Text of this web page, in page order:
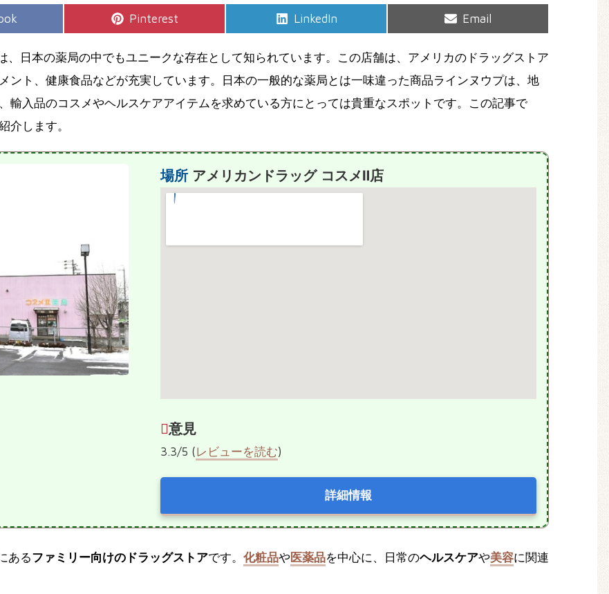
Share
Pinterest
Share
LinkedIn
Share
Email
日本の薬局の中でもユニークな存在として知られています。この店舗は、アメリカのドラッグストア
ント、健康食品などが充実しています。日本の一般的な薬局とは一味違った商品ラインヌウプは、地
輸入品のコスメやヘルスケアアイテムを求めている方にとっては貴重なスポットです。この記事で
介します。
場所アメリカンドラッグ コスメⅡ店
意見
3.3/5 (レビューを読む)
詳細情報
あるファミリー向けのドラッグストアです。 化粧品や医薬品を中心に、日常のヘルスケアや美容に関連